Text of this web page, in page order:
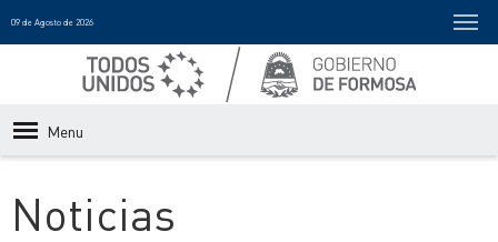
09 de Agosto de 2026
Menu
Noticias